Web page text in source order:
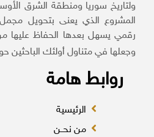
ولتاريخ سوريا ومنطقة الشرق
المشروع الذي يعنى بتحويل مجمل
رقمي يسهل بعدها الحفاظ عليها
وجعلها في متناول أولئك الباحثين
روابط هامة
الرئيسية
من نحــن